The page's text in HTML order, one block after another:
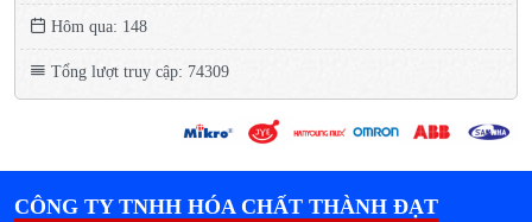
Hôm qua: 148
Tổng lượt truy cập: 74309
CÔNG TY TNHH HÓA CHẤT THÀNH ĐẠT